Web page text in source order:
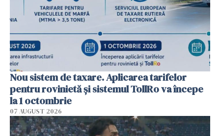
Nou sistem de taxare. Aplicarea tarifelor
pentru rovinietă şi sistemul TollRo va începe
la 1 octombrie
07 AUGUST 2026